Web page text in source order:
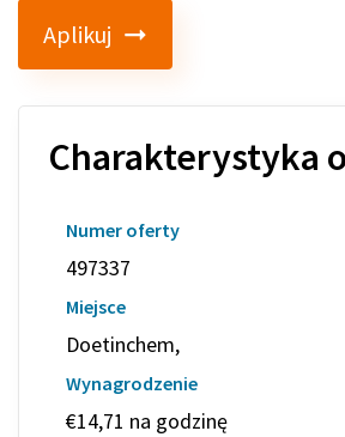
Aplikuj
Charakterystyka
Numer oferty
497337
Miejsce
Doetinchem,
Wynagrodzenie
€14,71 na godzinę